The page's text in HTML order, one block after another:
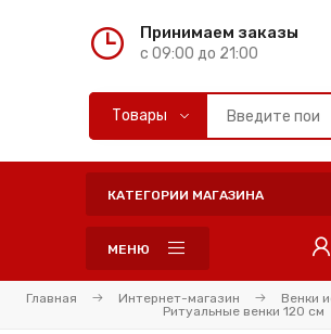
Принимаем заказы
с 09:00 до 21:00
КАТЕГОРИИ МАГАЗИНА
МЕНЮ
Главная Интернет-магазин
Венки
Ритуальные венки 120 см